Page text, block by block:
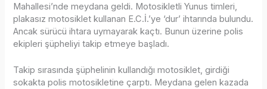
Mahallesi’nde meydana geldi. Motosikletli Yunus timleri,
plakasız motosiklet kullanan E.C.İ.’ye ‘dur’ ihtarında bulundu.
Ancak sürücü ihtara uymayarak kaçtı. Bunun üzerine polis
ekipleri şüpheliyi takip etmeye başladı.
Takip sırasında şüphelinin kullandığı motosiklet, girdiği
sokakta polis motosikletine çarptı. Meydana gelen kazada